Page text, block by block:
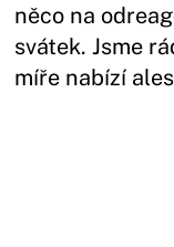
něco na
svátek. Jsme
míře nabízí